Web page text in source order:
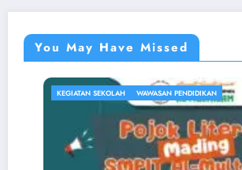
You May Have Missed
KEGIATAN SEKOLAH WAWASAN PENDIDIKAN